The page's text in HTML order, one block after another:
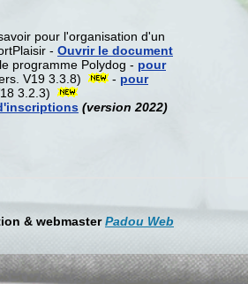
pour l'organisation d'un
- Ouvrir le document
programme Polydog - pour
V19 3.3.8) - pour
3.2.3)
(version 2022)
& webmasterPadou Web